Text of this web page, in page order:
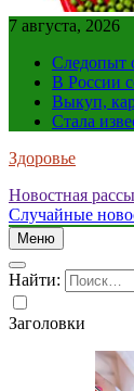
7 августа, 2026
Следопыт
В России
Выкуп,
Стала
Здоровье
Новостная
Случайные
Меню
Найти:
Заголовки